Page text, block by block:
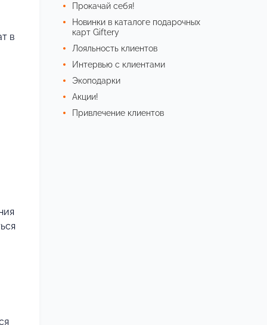
Прокачай себя!
Новинки в каталоге подарочных
карт Giftery
Лояльность клиентов
Интервью с клиентами
Экоподарки
Акции!
Привлечение клиентов
в